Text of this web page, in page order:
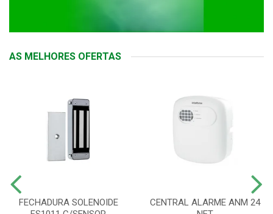
AS MELHORES OFERTAS
FECHADURA SOLENOIDE
CENTRAL ALARME ANM 24